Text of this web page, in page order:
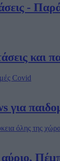
-
και
για